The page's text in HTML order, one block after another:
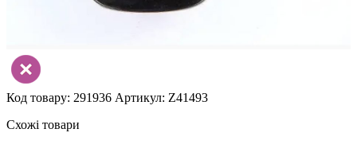
Код товару: 291936 Артикул: Z41493
Схожі товари